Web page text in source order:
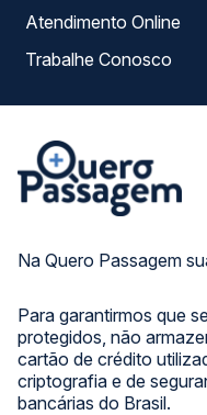
Na Quero Passagem
Para garantirmos que
protegidos, não
cartão de crédito
criptografia e de
bancárias do Brasil.
Atendimento Online
Trabalhe Conosco